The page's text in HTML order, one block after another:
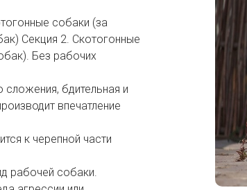
собаки (за
Секция 2. Скотогонные
Без рабочих
сложения, бдительная и
впечатление
к черепной части
рабочей собаки.